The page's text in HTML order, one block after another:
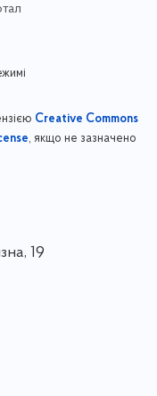
Creative Commons
, якщо не зазначено
19